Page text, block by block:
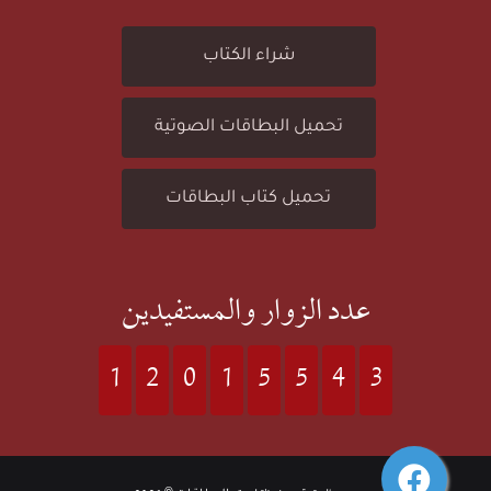
ةُ
شراء الكتاب
تحميل البطاقات الصوتية
تحميل كتاب البطاقات
عدد الزوار والمستفيدين
3
4
5
5
1
0
2
1
فيسبوك